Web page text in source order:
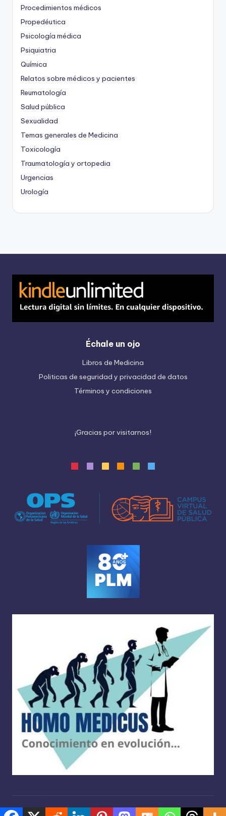
Procedimientos médicos
Propedéutica
Psicología médica
Psiquiatria
Química
Relatos sobre médicos y pacientes
Reumatología
Salud pública
Sexualidad
Temas generales de Medicina
Toxicología
Traumatología y ortopedia
Urgencias
Urología
Échale un ojo
Libros de Medicina
Politicas de seguridad y privacidad de datos
Términos y condiciones
¡Gracias porvisitarnos!
Copyright 2026 — Homo medicus . Derechos reservados.